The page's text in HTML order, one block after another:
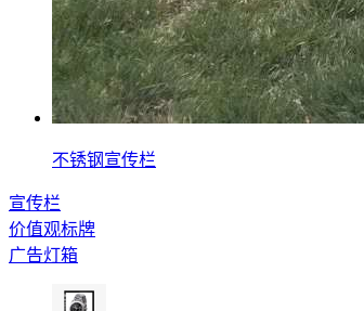
不锈钢宣传栏
宣传栏
价值观标牌
广告灯箱